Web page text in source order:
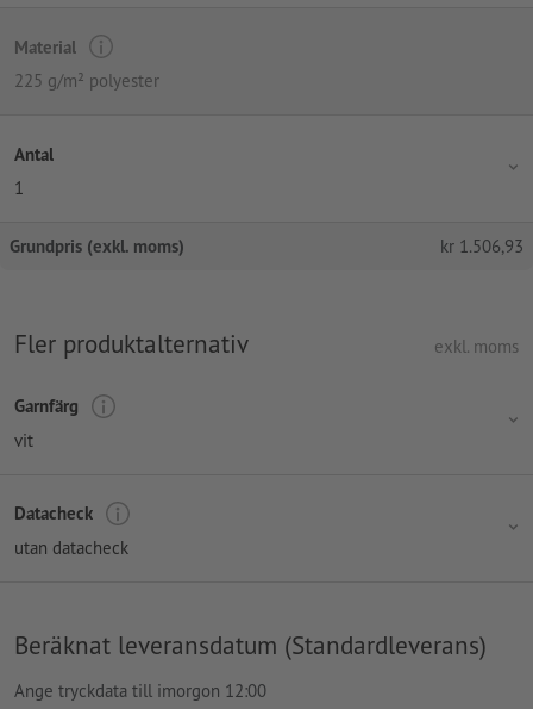
Material
225 g/m² polyester
Antal
1
Grundpris (exkl. moms) kr 1.506,93
Fler produktalternativ exkl. moms
Garnfärg
vit
Datacheck
utan datacheck
Beräknat leveransdatum (Standardleverans)
Ange tryckdata till imorgon 12:00